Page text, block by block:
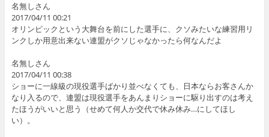
名無しさん
2017/04/11 00:21
オリンピックという大舞台を前にした選手に、クソみたいな練習用リ
ンクしか用意出来ない連盟がクソじゃなかったら何なんだよ
名無しさん
2017/04/11 00:38
ショーに一線級の現役選手ばかり並べなくても、日本ならお客さんか
なり入るので、連盟は現役選手をあんまりショーに駆り出すのは考え
たほうがいいと思う（せめて何人か交代で休み休み…にしてほし
い）。